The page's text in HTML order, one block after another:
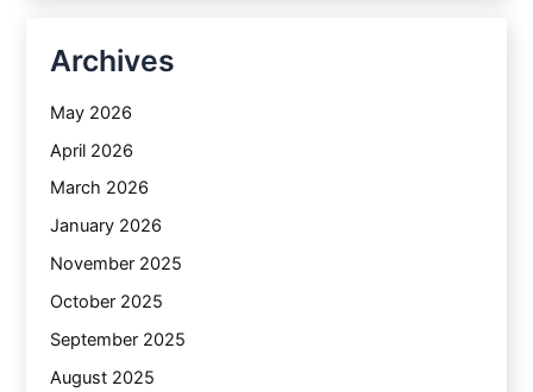
Archives
May 2026
April 2026
March 2026
January 2026
November 2025
October 2025
September 2025
August 2025